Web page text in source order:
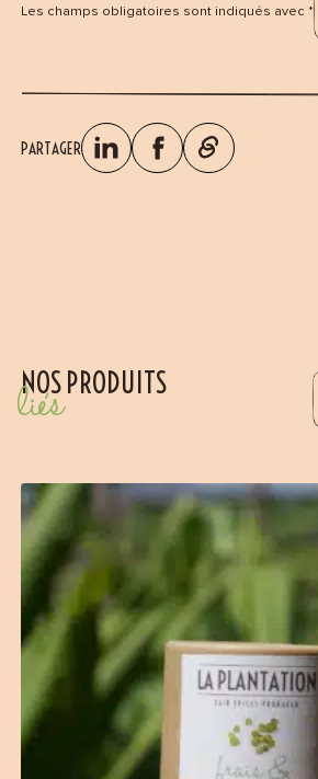
Les champs obligatoires sont indiqués avec *
PARTAGER
NOS PRODUITS
liés